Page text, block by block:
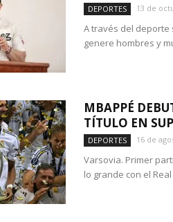
DEPORTES 13 de
A través del deporte
genere hombres y
MBAPPÉ
TÍTULO EN
DEPORTES 16 de
Varsovia. Primer
lo grande con el